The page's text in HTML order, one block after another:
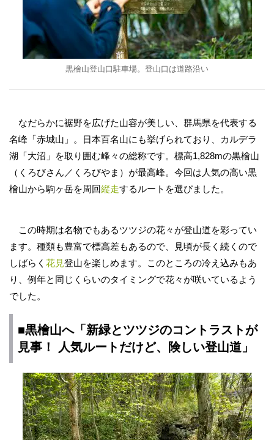
黒檜山登山口駐車場。登山口は道路沿い
なだらかに裾野を広げた山容が美しい、群馬県を代表する
名峰「赤城山」。日本百名山にも挙げられており、カルデラ
湖「大沼」を取り囲む峰々の総称です。標高1,828mの黒檜山
（くろびさん／くろびやま）が最高峰。今回は人気の高い黒
檜山から駒ヶ岳を周回縦走するルートを選びました。
この時期は名物でもあるツツジの花々が登山道を彩ってい
ます。種類も豊富で標高差もあるので、見頃が長く続くので
しばらく 花見登山を楽しめます。このところの冷え込みもあ
り、例年と同じくらいのタイミングで花々が咲いているよう
でした。
■黒檜山へ「新緑とツツジのコントラストが
見事！ 人気ルートだけど、険しい登山道」